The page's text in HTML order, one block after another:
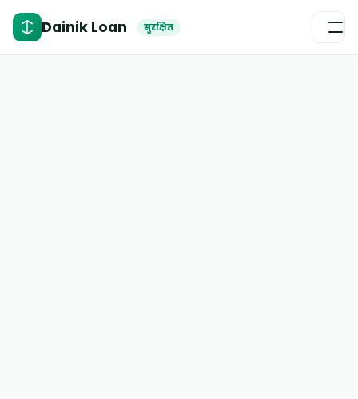
Dainik Loan सुरक्षित